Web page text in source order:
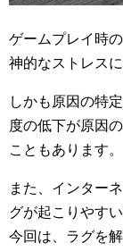
ゲームプレイ時
神的なストレス
しかも原因の特
度の低下が原因
こともあります。
また、インター
グが起こりやす
今回は、ラグを